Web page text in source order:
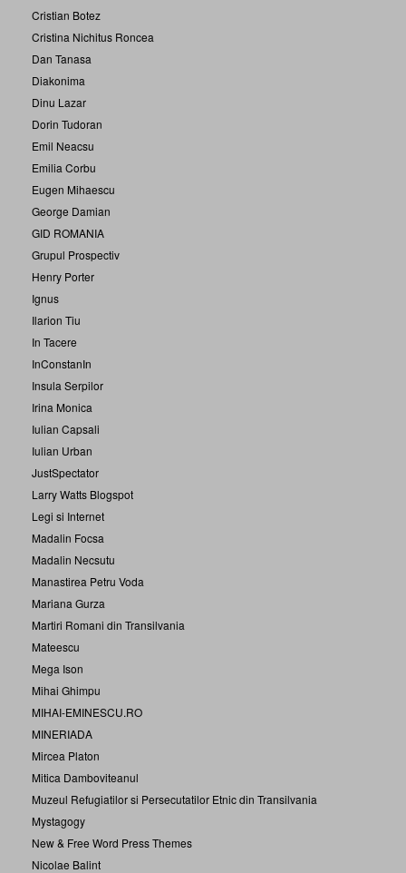
Cristian Botez
Cristina Nichitus Roncea
Dan Tanasa
Diakonima
Dinu Lazar
Dorin Tudoran
Emil Neacsu
Emilia Corbu
Eugen Mihaescu
George Damian
GID ROMANIA
Grupul Prospectiv
Henry Porter
Ignus
Ilarion Tiu
In Tacere
InConstanIn
Insula Serpilor
Irina Monica
Iulian Capsali
Iulian Urban
JustSpectator
Larry Watts Blogspot
Legi si Internet
Madalin Focsa
Madalin Necsutu
Manastirea Petru Voda
Mariana Gurza
Martiri Romani din Transilvania
Mateescu
Mega Ison
Mihai Ghimpu
MIHAI-EMINESCU.RO
MINERIADA
Mircea Platon
Mitica Damboviteanul
Muzeul Refugiatilor si Persecutatilor Etnic din Transilvania
Mystagogy
New & Free Word Press Themes
Nicolae Balint